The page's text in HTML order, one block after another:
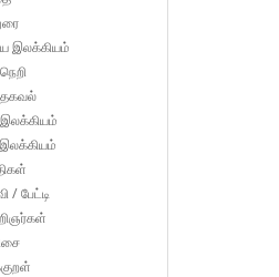
இலக்கியம்
/ பேட்டி